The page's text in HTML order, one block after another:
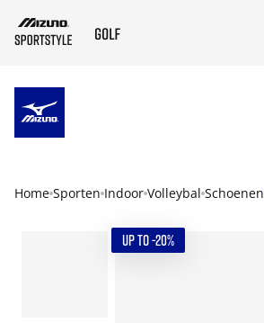
Home Sporten Indoor Volleybal Schoenen
UP TO -20%